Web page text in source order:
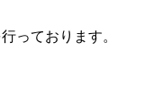
っております。